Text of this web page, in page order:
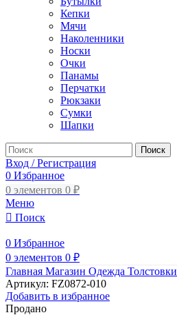
Кепки
Мячи
Наколенники
Носки
Очки
Панамы
Перчатки
Рюкзаки
Сумки
Шапки
Поиск
Вход / Регистрация
0 Избранное
0 элементов 0 ₽
Меню
Поиск
0 Избранное
0 элементов 0 ₽
Главная Магазин Одежда Толстовки
Артикул: FZ0872-010
Добавить в избранное
Продано